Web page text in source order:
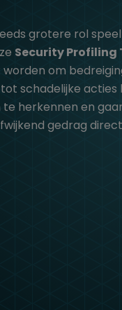
grotere rol
Security Profiling
om
schadelijke acties
herkennen en
gedrag